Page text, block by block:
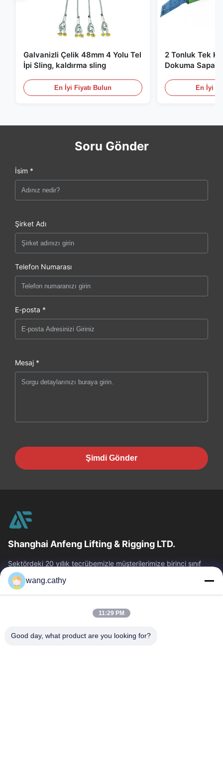
Galvanizli Çelik 48mm 4 Yolu Tel
İpi Sling, kaldırma sling
En İyi Fiyatı Bulun
2 Tonluk Tek
Dokuma
En İyi
Soru Gönder
İsim *
Şirket Adı
Telefon Numarası
E-posta *
Mesaj *
Şimdi Gönder
Shanghai Anfeng Lifting & Rigging LTD.
Sektördeki 20 yıllık tecrübemizle müşterilerimize birinci sınıf
kaldırma ve arma ürünleri ve özel tasarım kaldırma çözümleri
sunuyoruz.
Hızlı Bağlantılar
Ürün:% S
Videolar
Hakkımızda
wang.cathy
11:29 PM
Good day, what product are you looking for?